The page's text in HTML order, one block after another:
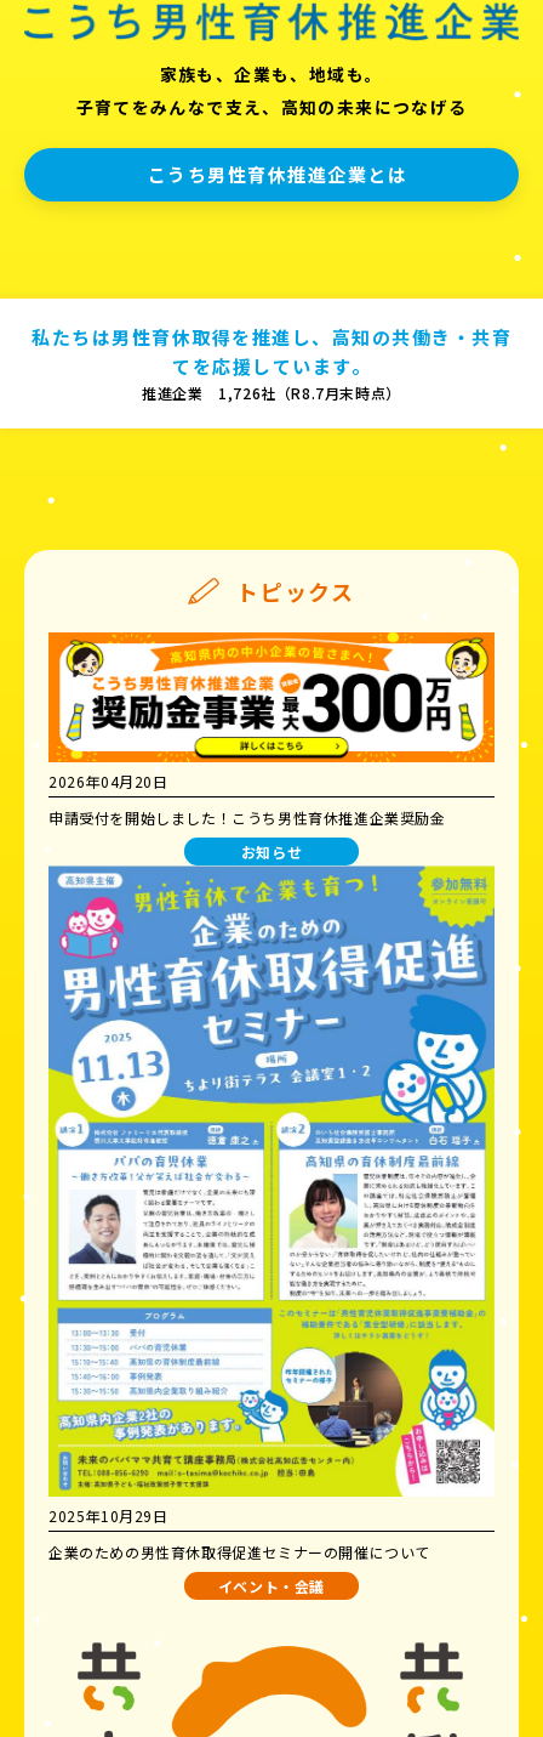
家族も、企業も、地域も。
子育てをみんなで支え、高知の未来につなげる
こうち男性育休推進企業とは
私たちは男性育休取得を推進し、高知の共働き・共育
てを応援しています。
推進企業 1,726社（R8.7月末時点）
トピックス
2026年04月20日
申請受付を開始しました！こうち男性育休推進企業奨励金
お知らせ
2025年10月29日
企業のための男性育休取得促進セミナーの開催について
イベント・会議